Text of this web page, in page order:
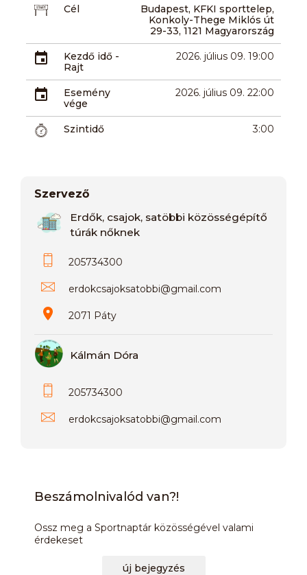
Cél
Budapest, KFKI sporttelep,
Konkoly-Thege Miklós út
29-33, 1121 Magyarország
Kezdő idő -
Rajt
2026. július 09. 19:00
Esemény
vége
2026. július 09. 22:00
Szintidő 3:00
Szervező
Erdők, csajok, satöbbi közösségépítő
túrák nőknek
205734300
erdokcsajoksatobbi@gmail.com
2071 Páty
Kálmán Dóra
205734300
erdokcsajoksatobbi@gmail.com
Beszámolnivalód van?!
Ossz meg a Sportnaptár közösségével valami
érdekeset
új bejegyzés